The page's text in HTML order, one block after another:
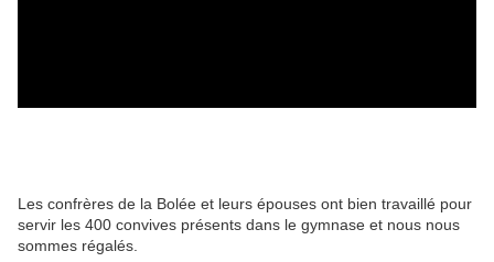
Les confrères de la Bolée et leurs épouses ont bien travaillé pour
servir les 400 convives présents dans le gymnase et nous nous
sommes régalés.